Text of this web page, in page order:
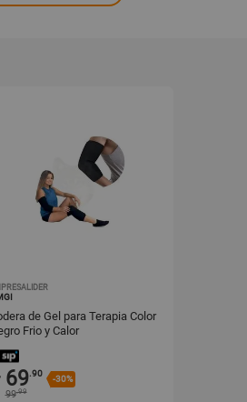
de Gel para Terapia Color
Frio y Calor
69.90
-30%
99.99